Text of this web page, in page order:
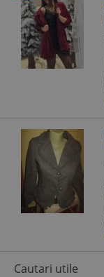
Cautari utile